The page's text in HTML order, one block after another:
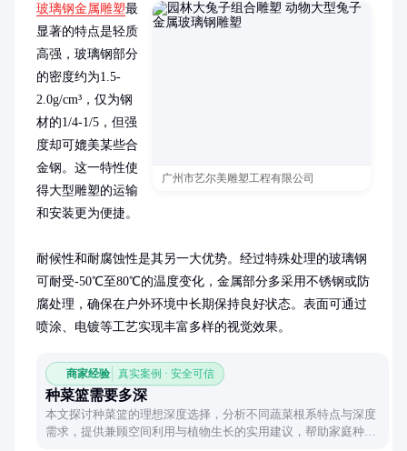
广州市艺尔美雕塑工程有限公司
玻璃钢金属雕塑最
显著的特点是轻质
高强，玻璃钢部分
的密度约为1.5-
2.0g/cm³，仅为钢
材的1/4-1/5，但强
度却可媲美某些合
金钢。这一特性使
得大型雕塑的运输
和安装更为便捷。
耐候性和耐腐蚀性是其另一大优势。经过特殊处理的玻璃钢
可耐受-50℃至80℃的温度变化，金属部分多采用不锈钢或防
腐处理，确保在户外环境中长期保持良好状态。表面可通过
喷涂、电镀等工艺实现丰富多样的视觉效果。
商家经验 真实案例 · 安全可信
种菜篮需要多深
本文探讨种菜篮的理想深度选择，分析不同蔬菜根系特点与深度
需求，提供兼顾空间利用与植物生长的实用建议，帮助家庭种植